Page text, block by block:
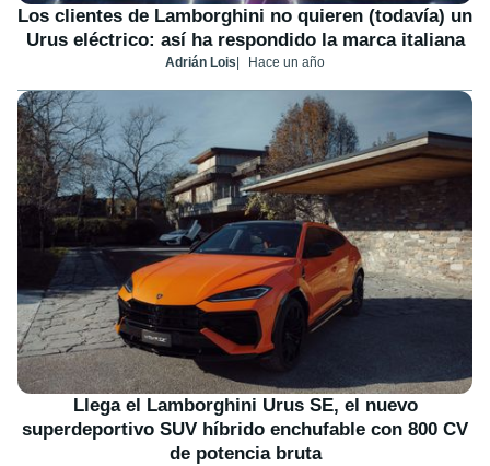
Los clientes de Lamborghini no quieren (todavía) un
Urus eléctrico: así ha respondido la marca italiana
Adrián Lois Hace un año
Llega el Lamborghini Urus SE, el nuevo
superdeportivo SUV híbrido enchufable con 800 CV
de potencia bruta